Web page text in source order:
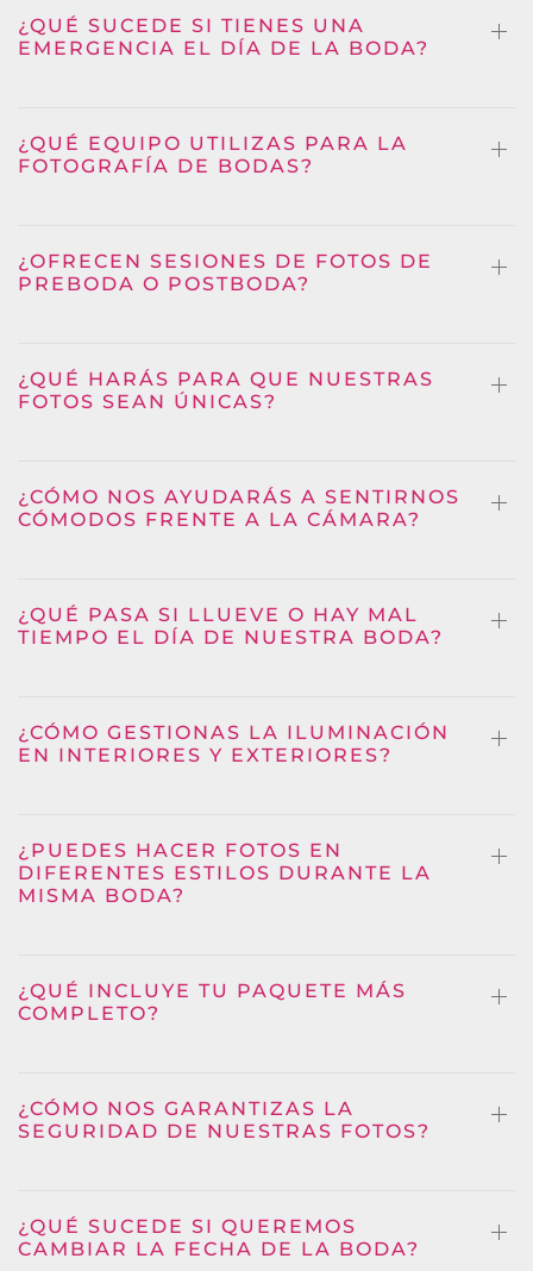
¿QUÉ SUCEDE SI TIENES UNA
EMERGENCIA EL DÍA DE LA BODA?
¿QUÉ EQUIPO UTILIZAS PARA LA
FOTOGRAFÍA DE BODAS?
¿OFRECEN SESIONES DE FOTOS DE
PREBODA O POSTBODA?
¿QUÉ HARÁS PARA QUE NUESTRAS
FOTOS SEAN ÚNICAS?
¿CÓMO NOS AYUDARÁS A SENTIRNOS
CÓMODOS FRENTE A LA CÁMARA?
¿QUÉ PASA SI LLUEVE O HAY MAL
TIEMPO EL DÍA DE NUESTRA BODA?
¿CÓMO GESTIONAS LA ILUMINACIÓN
EN INTERIORES Y EXTERIORES?
¿PUEDES HACER FOTOS EN
DIFERENTES ESTILOS DURANTE LA
MISMA BODA?
¿QUÉ INCLUYE TU PAQUETE MÁS
COMPLETO?
¿CÓMO NOS GARANTIZAS LA
SEGURIDAD DE NUESTRAS FOTOS?
¿QUÉ SUCEDE SI QUEREMOS
CAMBIAR LA FECHA DE LA BODA?